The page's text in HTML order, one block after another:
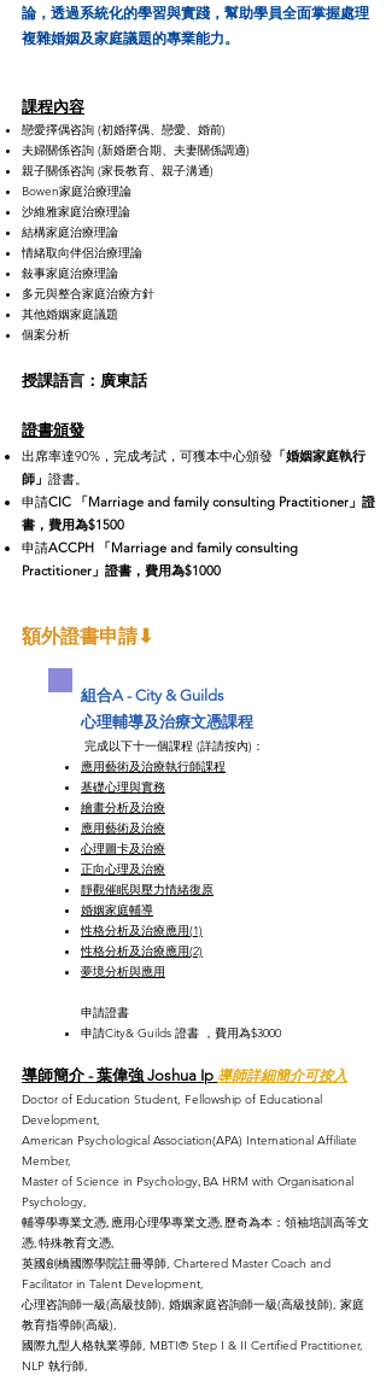
論，透過系統化的學習與實踐，幫助學員全面掌握處理
複雜婚姻及家庭議題的專業能力。
課程內容
戀愛擇偶咨詢 (初婚擇偶、戀愛、婚前)
夫婦關係咨詢 (新婚磨合期、夫妻關係調適)
親子關係咨詢 (家長教育、親子溝通)
Bowen家庭治療理論
沙維雅家庭治療理論
結構家庭治療理論
情緒取向伴侶治療理論
敍事家庭治療理論
多元與整合家庭治療方針
其他婚姻家庭議題
個案分析
授課語言：廣東話
證書頒發
出席率達90%，完成考試，可獲本中心頒發 「婚姻家庭執行
師」 證書。
申請CIC 「Marriage and family consulting Practitioner 」證
書，費用為$1500
申請ACCPH
「Marriage and family consulting
Practitioner 」證書，費用為$1000
額外證書申請​⬇
導師簡介 - 葉偉強 Joshua Ip 導師詳細簡介可按入
Doctor of Education Student, Fellowship of Educational
Development,
American Psychological Association(APA) International Affiliate
Member,
Master of Science in Psychology BA HRM with Organisational
Psychology,
輔導學專業文憑, 應用心理學專業文憑, 歷奇為本：領袖培訓高等文
憑, 特殊教育文憑,
英國劍橋國際學院註冊導師, Chartered Master Coach and
Facilitator in Talent Development,
心理咨詢師一級(高級技師), 婚姻家庭咨詢師一級(高級技師)​, 家庭
教育指導師(高級),
國際九型人格執業導師, MBTI® Step I & II Certified Practitioner,
NLP 執行師,
組合A -City & Guilds
心理輔導及治療文憑課程
​ 完成以下十一個課程 (詳請按內)：​
應用藝術及治療執行師課程
基礎心理與實務
​繪畫分析及治療​
應用藝術及治療
心理圖卡及治療
正向心理及治療
​靜觀催眠與壓力情緒復原
婚姻家庭輔導
性格分析及治療應用(1)
​性格分析及治療應用(2)
夢境分析與應用
申請證書​​
​申請City& Guilds 證書​​ ，費用為$3000